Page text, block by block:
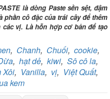
TY TNHH MENMOT
1000 811 888
Việt Nam
TY TNHH TADAVINA
1000 886 001
Nam Thịnh Vượng
nhánh VBbank Hà Nội
Văn Tuấn
là dòng Paste sền sệt, đậm
cô đặc của trái cây để thêm
các vị. Là hỗn hợp cơ bản để tạo
, Chanh, Chuối, cookie,
, hạt dẻ, kiwi, Sô cô la,
Xôi, Vanilla, vị, Việt Quất,
kem